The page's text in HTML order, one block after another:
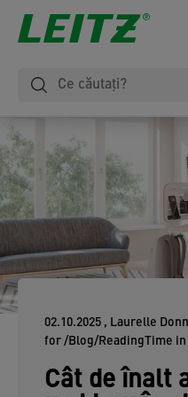
02.10.2025 , Laurelle
for /Blog/ReadingTime in
Cât de înalt